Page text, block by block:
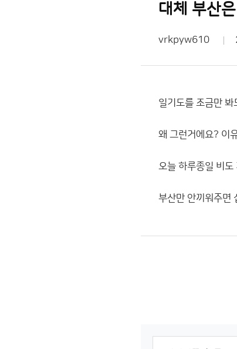
대체 부산
vrkpyw610
일기도를 조금만
왜 그런거에요? 이
오늘 하루종일 비도
부산만 안끼워주면